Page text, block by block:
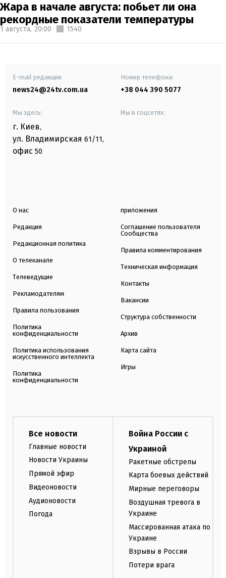
Жара в начале августа: побьет ли она
рекордные показатели температуры
1 августа, 20:00 1540
E-mail редакции
news24@24tv.com.ua
Номер телефона:
+38 044 390 5077
Мы здесь:
г. Киев,
ул. Владимирская 61/11,
офис 50
Мы в соцсетях:
О нас
Редакция
Редакционная политика
О телеканале
Телеведущие
Рекламодателям
Правила пользования
Политика
конфиденциальности
Политика использования
искусственного интеллекта
Политика
конфиденциальности
приложения
Соглашение пользователя
Сообщества
Правила комментирования
Техническая информация
Контакты
Вакансии
Структура собственности
Архив
Карта сайта
Игры
Все новости
Главные новости
Новости Украины
Прямой эфир
Видеоновости
Аудионовости
Погода
Война России с
Украиной
Ракетные обстрелы
Карта боевых действий
Мирные переговоры
Воздушная тревога в
Украине
Массированная атака по
Украине
Взрывы в России
Потери врага